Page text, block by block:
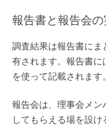
報告書と報告会
調査結果は報告書に
有されます。報告書
を使って記載されます。
報告会は、理事会メ
してもらえる場を設